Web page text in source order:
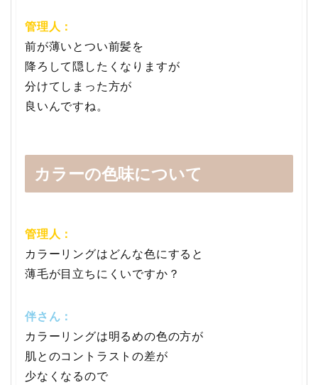
管理人：
前が薄いとつい前髪を
降ろして隠したくなりますが
分けてしまった方が
良いんですね。
カラーの色味について
管理人：
カラーリングはどんな色にすると
薄毛が目立ちにくいですか？
伴さん：
カラーリングは明るめの色の方が
肌とのコントラストの差が
少なくなるので